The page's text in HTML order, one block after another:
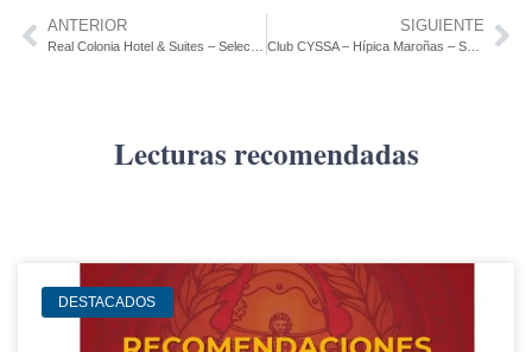
ANTERIOR SIGUIENTE
Club CYSSA – Hípica Maroñas – Selecciona: Cajera/o
Lecturas recomendadas
DESTACADOS